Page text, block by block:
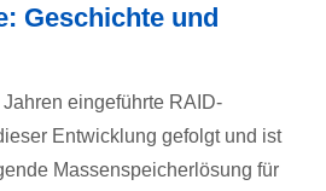
Geschichte und
eingeführte RAID-
Entwicklung gefolgt und ist
Massenspeicherlösung für